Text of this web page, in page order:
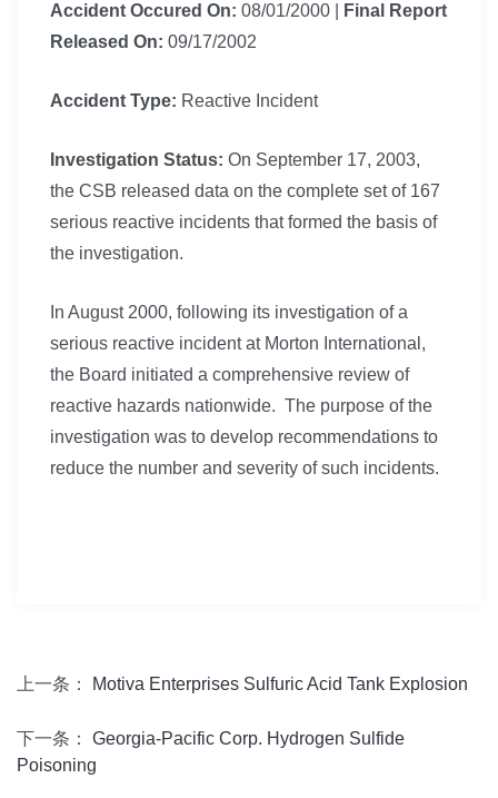
Accident Occured On: 08/01/2000
Final Report
Released On: 09/17/2002
Accident Type: Reactive Incident
Investigation Status: On September 17, 2003,
the CSB released data on the complete set of 167
serious reactive incidents that formed the basis of
the investigation.
In August 2000, following its investigation of a
serious reactive incident at Morton International,
the Board initiated a comprehensive review of
reactive hazards nationwide. The purpose of the
investigation was to develop recommendations to
reduce the number and severity of such incidents.
上一条： Motiva Enterprises Sulfuric Acid Tank Explosion
下一条： Georgia-Pacific Corp. Hydrogen Sulfide
Poisoning